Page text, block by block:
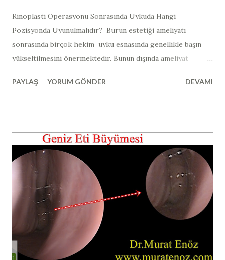
​​Rinoplasti Operasyonu Sonrasında Uykuda Hangi
Pozisyonda Uyunulmalıdır? ​​ Burun estetiği ameliyatı
sonrasında birçok hekim uyku esnasında genellikle başın
yükseltilmesini önermektedir. Bunun dışında ameliyat
satılmaktadır (yurtdışında satılan açılı uyku yastığı örneği >>
yani yaklaşık olarak 30 ile 45 derece arası ve sırt üstü olacak
şekilde açılı pozisyonda yatıldığında kafa, kalp hizasına göre
daha yukarıda kalmaktadır. Bu şekilde Kafadaki kan basıncı
vücudun diğer bölümlerine göre daha düşük hale gelir ve
buna bağlı olarak da ameliyat sonrası ödem, morluk, burun
kanaması riski azalmaktadır. Bunun dışında yine bu
pozisyonda yatmanın diğer bir faydası da yan dönmenin
zorlaşması ve buruna travma ve bası riskinin azalmasıdır.
Burun estetiğ...
PAYLAŞ YORUM GÖNDER DEVAMI